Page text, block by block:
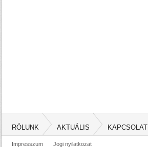
RÓLUNK AKTUÁLIS KAPCSOLAT
Impresszum Jogi nyilatkozat